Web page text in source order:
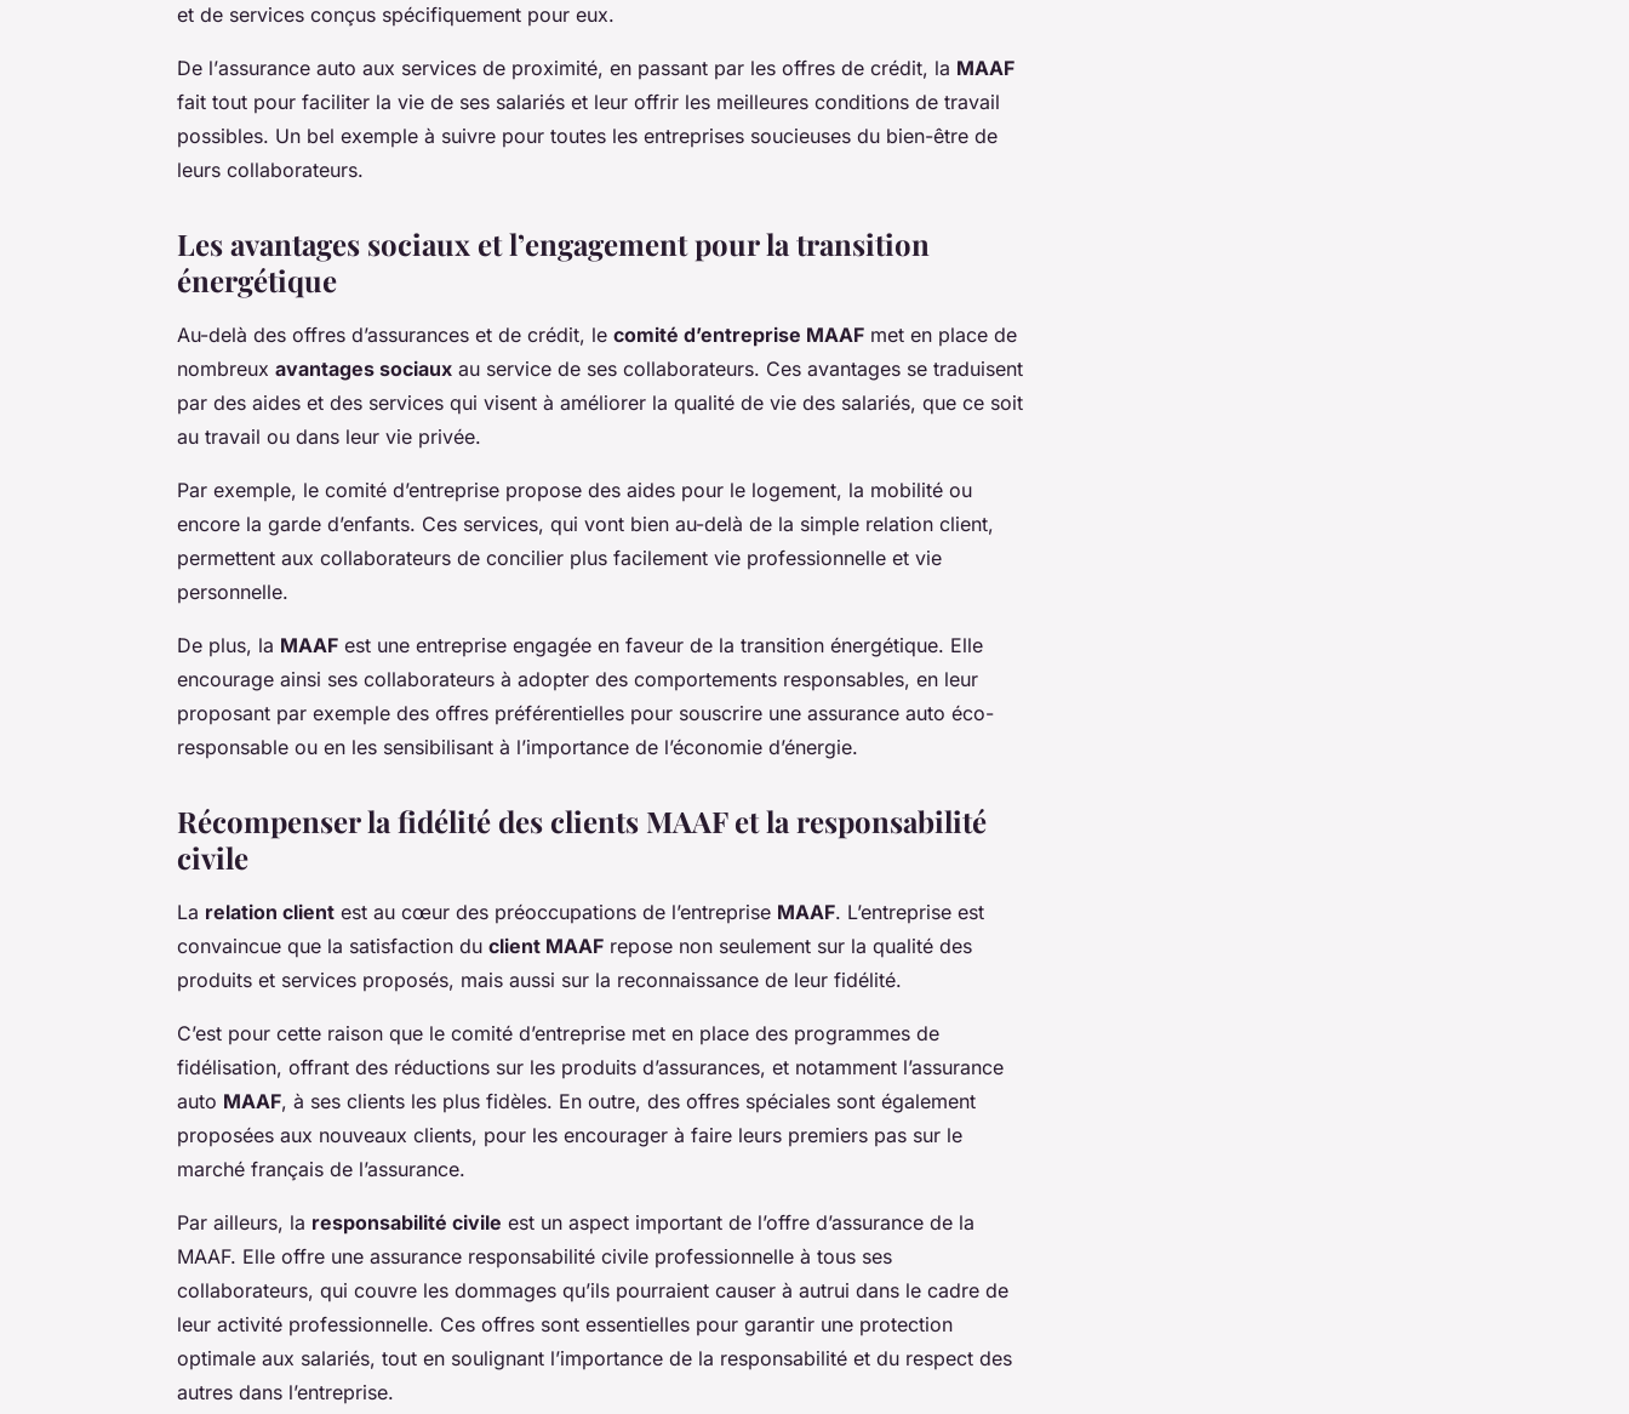
et de services conçus spécifiquement pour eux.
De l’assurance auto aux services de proximité, en passant par les offres de crédit, la MAAF
fait tout pour faciliter la vie de ses salariés et leur offrir les meilleures conditions de travail
possibles. Un bel exemple à suivre pour toutes les entreprises soucieuses du bien-être de
leurs collaborateurs.
Les avantages sociaux et l’engagement pour la transition
énergétique
Au-delà des offres d’assurances et de crédit, le comité d’entreprise MAAF met en place de
nombreux avantages sociaux au service de ses collaborateurs. Ces avantages se traduisent
par des aides et des services qui visent à améliorer la qualité de vie des salariés, que ce soit
au travail ou dans leur vie privée.
Par exemple, le comité d’entreprise propose des aides pour le logement, la mobilité ou
encore la garde d’enfants. Ces services, qui vont bien au-delà de la simple relation client,
permettent aux collaborateurs de concilier plus facilement vie professionnelle et vie
personnelle.
De plus, la MAAF est une entreprise engagée en faveur de la transition énergétique. Elle
encourage ainsi ses collaborateurs à adopter des comportements responsables, en leur
proposant par exemple des offres préférentielles pour souscrire une assurance auto éco-
responsable ou en les sensibilisant à l’importance de l’économie d’énergie.
Récompenser la fidélité des clients MAAF et la responsabilité
civile
La relation client est au cœur des préoccupations de l’entreprise MAAF. L’entreprise est
convaincue que la satisfaction du client MAAF repose non seulement sur la qualité des
produits et services proposés, mais aussi sur la reconnaissance de leur fidélité.
C’est pour cette raison que le comité d’entreprise met en place des programmes de
fidélisation, offrant des réductions sur les produits d’assurances, et notamment l’assurance
auto MAAF, à ses clients les plus fidèles. En outre, des offres spéciales sont également
proposées aux nouveaux clients, pour les encourager à faire leurs premiers pas sur le
marché français de l’assurance.
Par ailleurs, la responsabilité civile est un aspect important de l’offre d’assurance de la
MAAF. Elle offre une assurance responsabilité civile professionnelle à tous ses
collaborateurs, qui couvre les dommages qu’ils pourraient causer à autrui dans le cadre de
leur activité professionnelle. Ces offres sont essentielles pour garantir une protection
optimale aux salariés, tout en soulignant l’importance de la responsabilité et du respect des
autres dans l’entreprise.